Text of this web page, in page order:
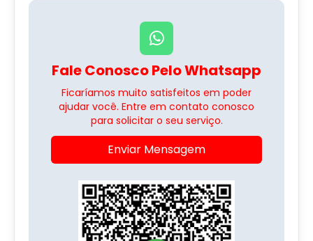
Fale Conosco Pelo Whatsapp
Ficaríamos muito satisfeitos em poder
ajudar você. Entre em contato conosco
para solicitar o seu serviço.
Enviar Mensagem